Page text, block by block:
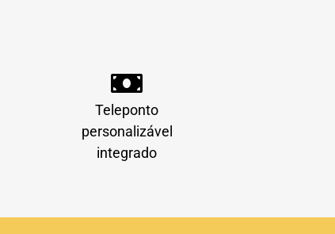
Teleponto
personalizável
integrado